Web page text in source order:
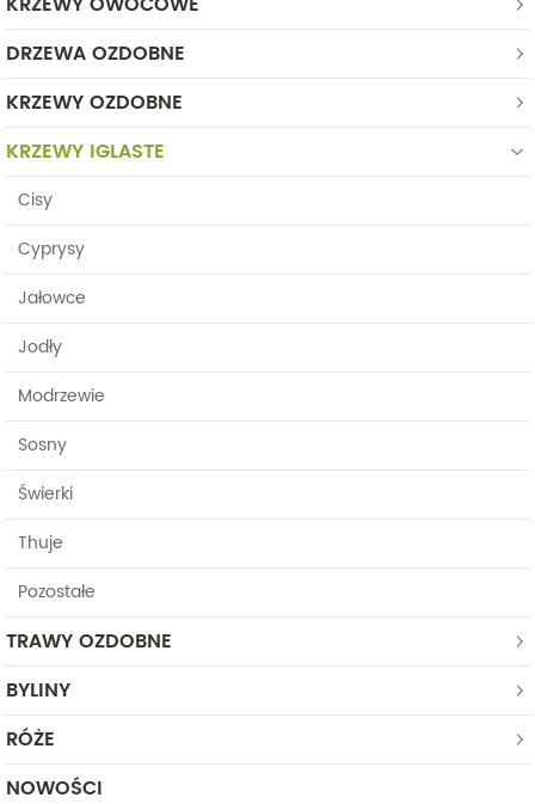
DRZEWA OZDOBNE
KRZEWY OZDOBNE
KRZEWY IGLASTE
Cisy
Cyprysy
Jałowce
Jodły
Modrzewie
Sosny
Świerki
Thuje
Pozostałe
TRAWY OZDOBNE
BYLINY
RÓŻE
NOWOŚCI